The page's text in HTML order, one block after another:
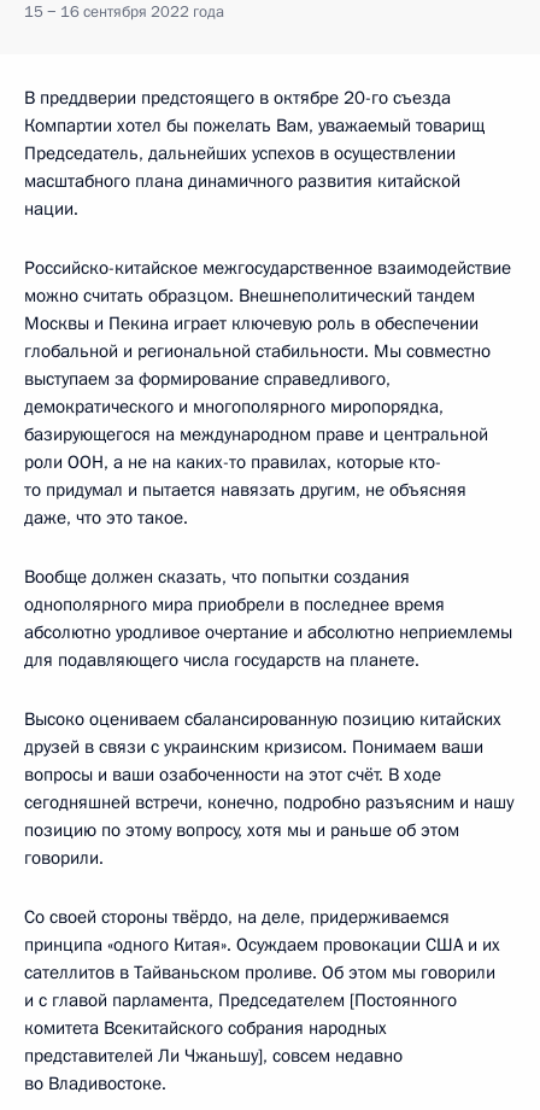
15 − 16 сентября 2022 года
В преддверии предстоящего в октябре 20-го съезда
Компартии хотел бы пожелать Вам, уважаемый товарищ
Председатель, дальнейших успехов в осуществлении
масштабного плана динамичного развития китайской
нации.
Российско-китайское межгосударственное взаимодействие
можно считать образцом. Внешнеполитический тандем
Москвы и Пекина играет ключевую роль в обеспечении
глобальной и региональной стабильности. Мы совместно
выступаем за формирование справедливого,
демократического и многополярного миропорядка,
базирующегося на международном праве и центральной
роли ООН, а не на каких-то правилах, которые кто-
то придумал и пытается навязать другим, не объясняя
даже, что это такое.
Вообще должен сказать, что попытки создания
однополярного мира приобрели в последнее время
абсолютно уродливое очертание и абсолютно неприемлемы
для подавляющего числа государств на планете.
Высоко оцениваем сбалансированную позицию китайских
друзей в связи с украинским кризисом. Понимаем ваши
вопросы и ваши озабоченности на этот счёт. В ходе
сегодняшней встречи, конечно, подробно разъясним и нашу
позицию по этому вопросу, хотя мы и раньше об этом
говорили.
Со своей стороны твёрдо, на деле, придерживаемся
принципа «одного Китая». Осуждаем провокации США и их
сателлитов в Тайваньском проливе. Об этом мы говорили
и с главой парламента, Председателем [Постоянного
комитета Всекитайского собрания народных
представителей Ли Чжаньшу], совсем недавно
во Владивостоке.